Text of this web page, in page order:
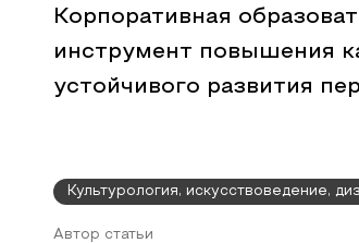
Корпоративная
инструмент повышения
устойчивого развития
Культурология, искусствоведение,
Автор статьи